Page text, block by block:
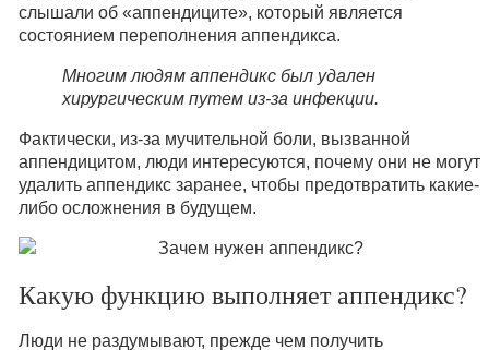
слышали об «аппендиците», который является
состоянием переполнения аппендикса.
Многим людям аппендикс был удален
хирургическим путем из-за инфекции.
Фактически, из-за мучительной боли, вызванной
аппендицитом, люди интересуются, почему они не могут
удалить аппендикс заранее, чтобы предотвратить какие-
либо осложнения в будущем.
Какую функцию выполняет аппендикс?
Люди не раздумывают, прежде чем получить